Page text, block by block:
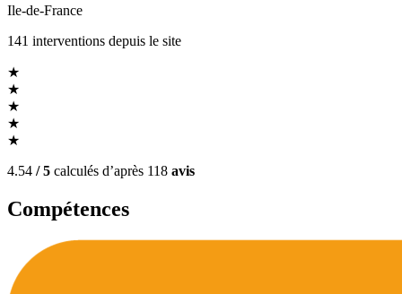
Ile-de-France
141 interventions depuis le site
★
★
★
★
★
4.54 / 5 calculés d’après 118 avis
Compétences